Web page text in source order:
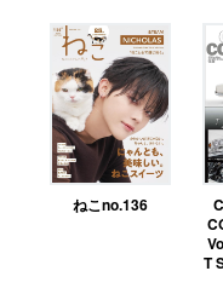
ねこno.136
T